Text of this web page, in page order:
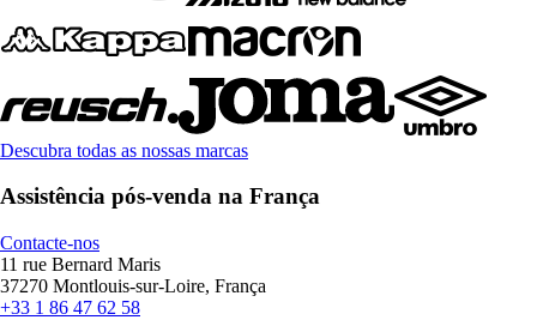
Descubra todas as nossas marcas
Assistência pós-venda na França
Contacte-nos
11 rue Bernard Maris
37270 Montlouis-sur-Loire, França
+33 1 86 47 62 58